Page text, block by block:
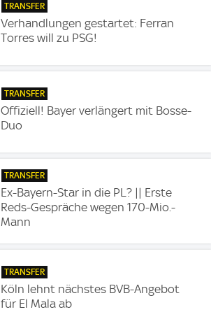
TRANSFER
Verhandlungen gestartet: Ferran
Torres will zu PSG!
TRANSFER
Offiziell! Bayer verlängert mit Bosse-
Duo
TRANSFER
Ex-Bayern-Star in die PL? || Erste
Reds-Gespräche wegen 170-Mio.-
Mann
TRANSFER
Köln lehnt nächstes BVB-Angebot
für El Mala ab